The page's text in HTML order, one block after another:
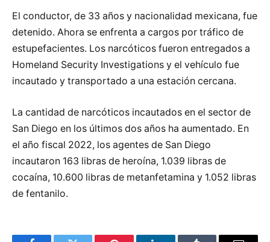
El conductor, de 33 años y nacionalidad mexicana, fue
detenido. Ahora se enfrenta a cargos por tráfico de
estupefacientes. Los narcóticos fueron entregados a
Homeland Security Investigations y el vehículo fue
incautado y transportado a una estación cercana.
La cantidad de narcóticos incautados en el sector de
San Diego en los últimos dos años ha aumentado. En
el año fiscal 2022, los agentes de San Diego
incautaron 163 libras de heroína, 1.039 libras de
cocaína, 10.600 libras de metanfetamina y 1.052 libras
de fentanilo.